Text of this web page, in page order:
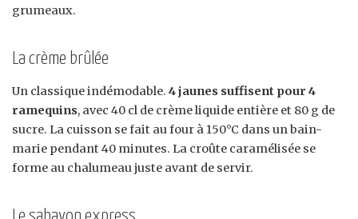
grumeaux.
La crème brûlée
Un classique indémodable. 4 jaunes suffisent pour 4
ramequins, avec 40 cl de crème liquide entière et 80 g de
sucre. La cuisson se fait au four à 150°C dans un bain-
marie pendant 40 minutes. La croûte caramélisée se
forme au chalumeau juste avant de servir.